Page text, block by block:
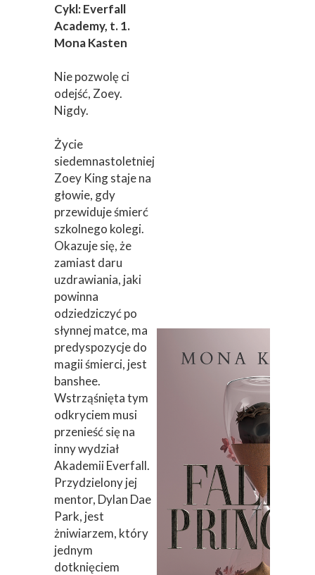
Cykl: Everfall
Academy, t. 1.
Mona Kasten
Nie pozwolę ci
odejść, Zoey.
Nigdy.
Życie
siedemnastoletniej
Zoey King staje na
głowie, gdy
przewiduje śmierć
szkolnego kolegi.
Okazuje się, że
zamiast daru
uzdrawiania, jaki
powinna
odziedziczyć po
słynnej matce, ma
predyspozycje do
magii śmierci, jest
banshee.
Wstrząśnięta tym
odkryciem musi
przenieść się na
inny wydział
Akademii Everfall.
Przydzielony jej
mentor, Dylan Dae
Park, jest
żniwiarzem, który
jednym
dotknięciem